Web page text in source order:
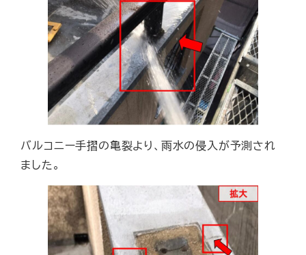
バルコニー手摺の亀裂より、雨水の侵入が予測され
ました。